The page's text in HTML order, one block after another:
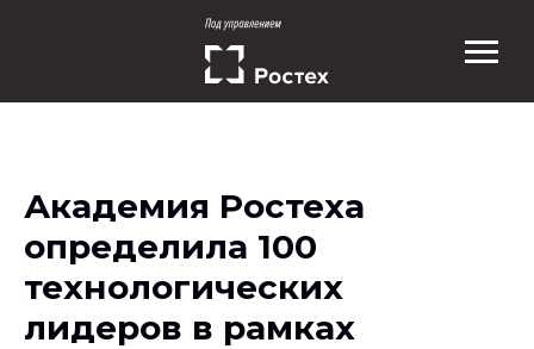
Академия Ростеха
определила 100
технологических
лидеров в рамках